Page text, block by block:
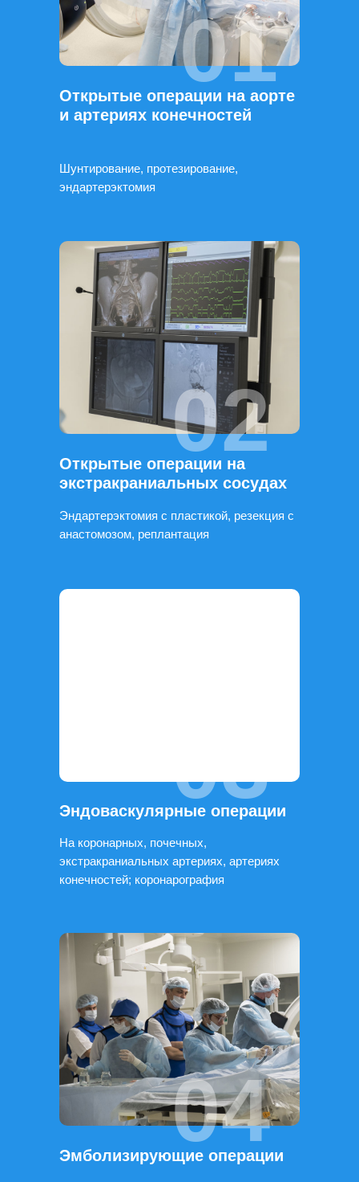
01
Открытые операции на аорте
и артериях конечностей
Шунтирование, протезирование,
эндартерэктомия
Эндартерэктомия с пластикой, резекция с
анастомозом, реплантация
Открытые операции на
экстракраниальных сосудах
02
На коронарных, почечных,
экстракраниальных артериях, артериях
конечностей; коронарография
Эндоваскулярные операции
03
Эмболизирующие операции
04